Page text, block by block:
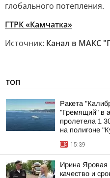
глобального потепления.
ГТРК «Камчатка»
Источник: Канал в МАКС
ТОП
Ракета
"Гремящий" в
пролетела 1
на полигоне
15:39
Ирина Яровая
качество и